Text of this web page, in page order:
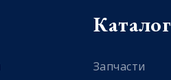
Каталог
Запчасти